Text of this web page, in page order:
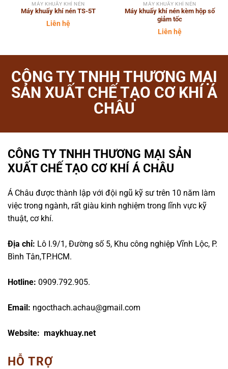
MÁY KHUẤY KHÍ NÉN
Máy khuấy khí nén TS-5T
Liên hệ
MÁY KHUẤY KHÍ NÉN
Máy khuấy khí nén kèm hộp số
giảm tốc
Liên hệ
CÔNG TY TNHH THƯƠNG MẠI
SẢN XUẤT CHẾ TẠO CƠ KHÍ Á
CHÂU
CÔNG TY TNHH THƯƠNG MẠI SẢN
XUẤT CHẾ TẠO CƠ KHÍ Á CHÂU
Á Châu được thành lập với đội ngũ kỹ sư trên 10 năm làm
việc trong ngành, rất giàu kinh nghiệm trong lĩnh vực kỹ
thuật, cơ khí.
Địa chỉ: Lô I.9/1, Đường số 5, Khu công nghiệp Vĩnh Lộc, P.
Bình Tân,TP.HCM.
Hotline: 0909.792.905.
Email: ngocthach.achau@gmail.com
Website: maykhuay.net
HỖ TRỢ